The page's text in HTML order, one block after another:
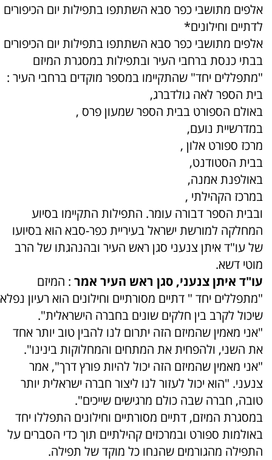
אלפים מתושבי כפר סבא השתתפו בתפילות יום הכיפורים
לדתיים וחילונים*
אלפים מתושבי כפר סבא השתתפו בתפילות יום הכיפורים
בבתי כנסת ברחבי העיר ובתפילות במסגרת המיזם
"מתפללים יחד" שהתקיימו במספר מוקדים ברחבי העיר :
בית הספר לאה גולדברג,
באולם הספורט בבית הספר שמעון פרס ,
במדרשיית נועם,
מרכז ספורט אלון ,
בבית הסטודנט,
באולפנת אמנה,
במרכז הקהילתי ,
ובבית הספר דבורה עומר. התפילות התקיימו בסיוע
המחלקה למורשת ישראל בעיריית כפר-סבא הוא בסיועו
של עו"ד איתן צנעני סגן ראש העיר ובהנהגתו של הרב
מוטי דשא.
עו"ד איתן צנעני, סגן ראש העיר אמר : המיזם
"מתפללים יחד " דתיים מסורתיים וחילונים הוא רעיון נפלא
שיכול לקרב בין חלקים שונים בחברה הישראלית".
"אני מאמין שהמיזם הזה יתרום לנו להבין טוב יותר אחד
את השני, ולהפחית את המתחים והמחלוקות בינינו".
"אני מאמין שהמיזם הזה יכול להיות פורץ דרך", אמר
צנעני. "הוא יכול לעזור לנו ליצור חברה ישראלית יותר
טובה, חברה שבה כולם מרגישים שייכים".
במסגרת המיזם, דתיים מסורתיים וחילונים התפללו יחד
באולמות ספורט ובמרכזים קהילתיים תוך כדי הסברים על
התפילה מהגורמים שהנחו כל מוקד של תפילה.